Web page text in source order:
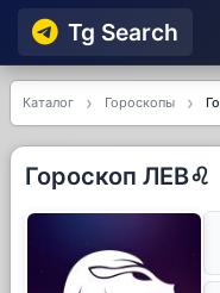
Tg Searсh
Каталог Гороскопы
Гороскоп ЛЕВ♌️